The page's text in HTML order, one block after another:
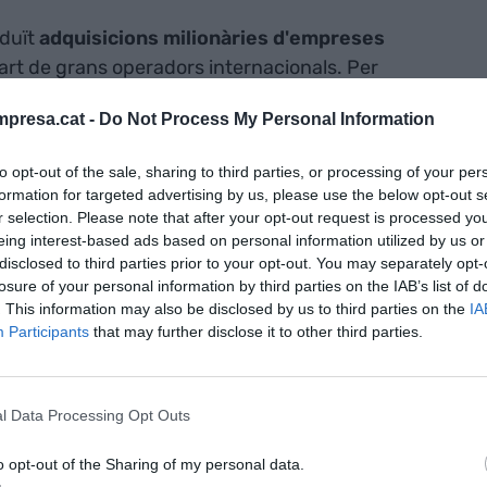
- Do Not Process My Personal Information
opt-out of the sale, sharing to third parties, or processing of your
for targeted advertising by us, please use the below opt-out
selection. Please note that after your opt-out request is processed
interest-based ads based on personal information utilized by us
to third parties prior to your opt-out. You may separately
of your personal information by third parties on the IAB’s list of
This information may also be disclosed by us to third parties on the
Participants that may further disclose it to other third parties.
Data Processing Opt Outs
opt-out of the Sharing of my personal data.
adquisicions milionàries d'empreses
de grans operadors internacionals. Per
Privé
per 165 milions d'euros. Aquestes
importantíssims pels fundadors de les
benefici pels inversors, els anomenatsBusiness
empreses quan els seus equips no superaven
a l'aparició deplataformes
empreses joves amb inversorsde tot
integral. Aquests nous actors són les
plataformes d'
l'oportunitat de convertir-se en soci